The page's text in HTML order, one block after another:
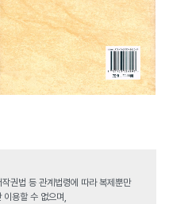
권법 등 관계법령에 따라 복제뿐만
용할 수 없으며,